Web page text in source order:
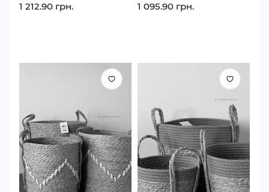
1 212.90 грн. 1 095.90 грн.